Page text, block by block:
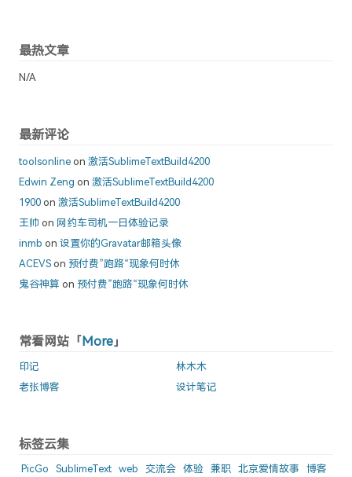
最热文章
N/A
最新评论
toolsonline on 激活SublimeTextBuild4200
Edwin Zeng on 激活SublimeTextBuild4200
1900 on 激活SublimeTextBuild4200
王帅 on 网约车司机一日体验记录
inmb on 设置你的Gravatar邮箱头像
ACEVS on 预付费”跑路“现象何时休
鬼谷神算 on 预付费”跑路“现象何时休
常看网站「 More 」
印记
林木木
老张博客
设计笔记
标签云集
PicGo SublimeText web 交流会 体验 兼职 北京爱情故事
博客